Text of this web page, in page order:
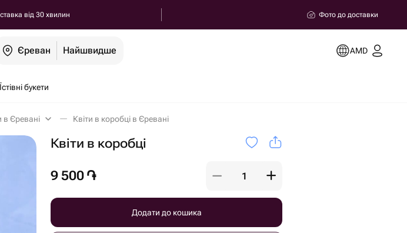
від 30 хвилин Фото до доставки
Єреван Найшвидше AMD
Їстівні букети
в Єревані Квіти в коробці в Єревані
Квіти в коробці
9 500 ֏
Додати до кошика